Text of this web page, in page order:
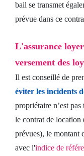
bail se transmet
prévue dans ce
L'assurance
versement des
Il est conseillé de
éviter les incidents
propriétaire n’est
le contrat de location
prévues), le montant
avec l'indice de